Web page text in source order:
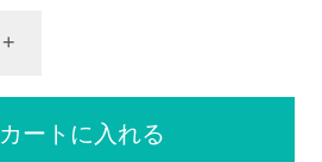
+
カートに入れる